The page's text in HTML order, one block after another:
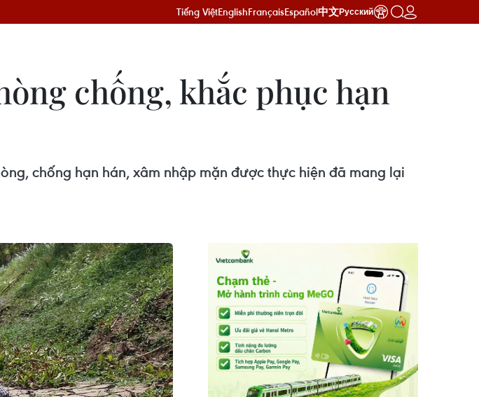
Tiếng ViệtEnglishFrançaisEspañol中文Русский
chống, khắc phục hạn
chống hạn hán, xâm nhập mặn được thực hiện đã mang lại